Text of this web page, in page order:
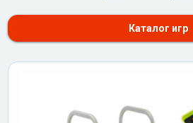
Каталог игр